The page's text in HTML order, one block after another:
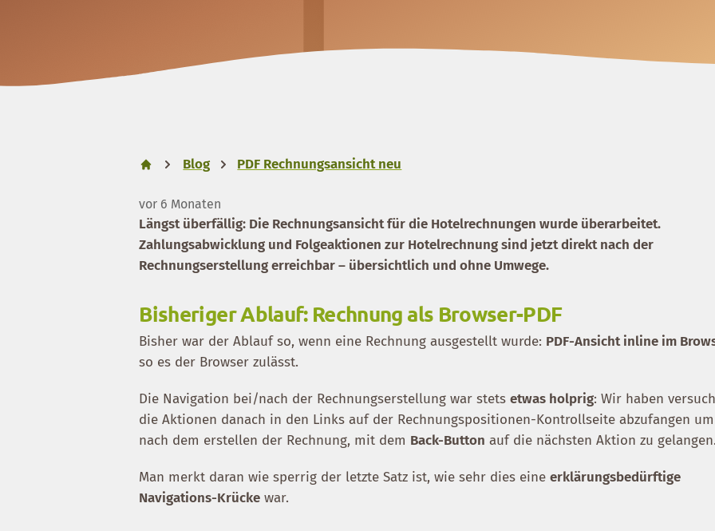
Blog PDF Rechnungsansicht neu
vor 6 Monaten
Längst überfällig: Die Rechnungsansicht für die Hotelrechnungen wurde überarbeitet.
Zahlungsabwicklung und Folgeaktionen zur Hotelrechnung sind jetzt direkt nach der
Rechnungserstellung erreichbar – übersichtlich und ohne Umwege.
Bisheriger Ablauf: Rechnung als Browser-PDF
Bisher war der Ablauf so, wenn eine Rechnung ausgestellt wurde: PDF-Ansicht inline im
so es der Browser zulässt.
Die Navigation bei/nach der Rechnungserstellung war stetsetwas holprig: Wir haben
die Aktionen danach in den Links auf der Rechnungspositionen-Kontrollseite abzufangen um
nach dem erstellen der Rechnung, mit dem Back-Button auf die nächsten Aktion zu
Man merkt daran wie sperrig der letzte Satz ist, wie sehr dies eineerklärungsbedürftige
Navigations-Krücke war.